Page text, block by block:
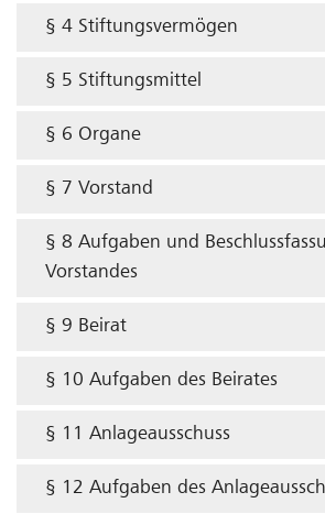
§ 4 Stiftungsvermögen
§ 5 Stiftungsmittel
§ 6 Organe
§ 7 Vorstand
§ 8 Aufgaben und
Vorstandes
§ 9 Beirat
§ 10 Aufgaben des Beirates
§ 11 Anlageausschuss
§ 12 Aufgaben des